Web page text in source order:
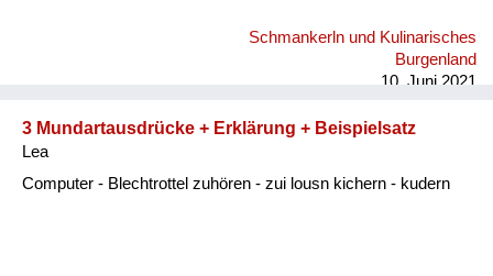
Schmankerln und Kulinarisches
Burgenland
10. Juni 2021
3 Mundartausdrücke + Erklärung + Beispielsatz
Lea
Computer - Blechtrottel zuhören - zui lousn kichern - kudern